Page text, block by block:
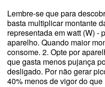
Lembre-se que para
basta multiplicar montante
representada em watt (W) -
aparelho. Quando maior
consome. 2. Opte por
que gasta menos pujança
desligado. Por não gerar
40% menos de vigor do